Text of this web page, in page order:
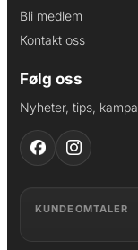
Bli medlem
Kontakt oss
Følg oss
Nyheter, tips,
KUNDEOMTALER